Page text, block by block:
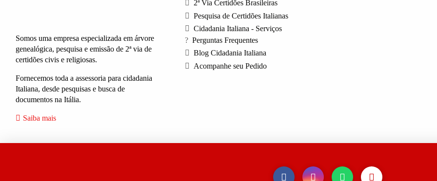
Somos uma empresa especializada em árvore
genealógica, pesquisa e emissão de 2ª via de
certidões civis e religiosas.
Fornecemos toda a assessoria para cidadania
Italiana, desde pesquisas e busca de
documentos na Itália.
Saiba mais
2ª Via Certidões Brasileiras
Pesquisa de Certidões Italianas
Cidadania Italiana - Serviços
Perguntas Frequentes
Blog Cidadania Italiana
Acompanhe seu Pedido